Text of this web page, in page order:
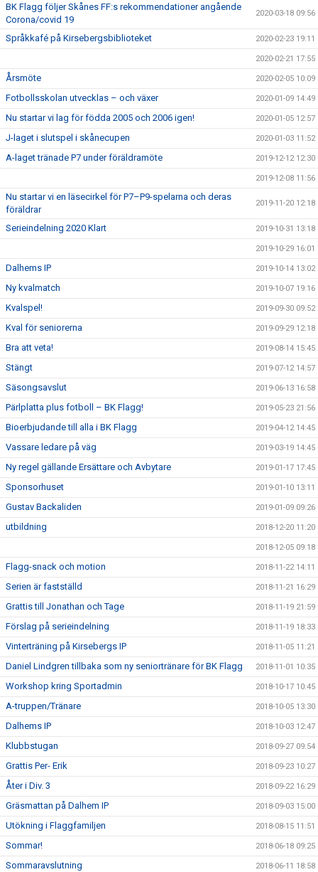
BK Flagg följer Skånes FF:s rekommendationer angående
Corona/covid 19
2020-03-18 09:56
Språkkafé på Kirsebergsbiblioteket 2020-02-23 19:11
2020-02-21 17:55
Årsmöte 2020-02-05 10:09
Fotbollsskolan utvecklas – och växer 2020-01-09 14:49
Nu startar vi lag för födda 2005 och 2006 igen! 2020-01-05 12:57
J-laget i slutspel i skånecupen 2020-01-03 11:52
A-laget tränade P7 under föräldramöte 2019-12-12 12:30
2019-12-08 11:56
Nu startar vi en läsecirkel för P7–P9-spelarna och deras
föräldrar
2019-11-20 12:18
Serieindelning 2020 Klart 2019-10-31 13:18
2019-10-29 16:01
Dalhems IP 2019-10-14 13:02
Ny kvalmatch 2019-10-07 19:16
Kvalspel! 2019-09-30 09:52
Kval för seniorerna 2019-09-29 12:18
Bra att veta! 2019-08-14 15:45
Stängt 2019-07-12 14:57
Säsongsavslut 2019-06-13 16:58
Pärlplatta plus fotboll – BK Flagg! 2019-05-23 21:56
Bioerbjudande till alla i BK Flagg 2019-04-12 14:45
Vassare ledare på väg 2019-03-19 14:45
Ny regel gällande Ersättare och Avbytare 2019-01-17 17:45
Sponsorhuset 2019-01-10 13:11
Gustav Backaliden 2019-01-09 09:26
utbildning 2018-12-20 11:20
2018-12-05 09:18
Flagg-snack och motion 2018-11-22 14:11
Serien är fastställd 2018-11-21 16:29
Grattis till Jonathan och Tage 2018-11-19 21:59
Förslag på serieindelning 2018-11-19 18:33
Vinterträning på Kirsebergs IP 2018-11-05 11:21
Daniel Lindgren tillbaka som ny seniortränare för BK Flagg 2018-11-01 10:35
Workshop kring Sportadmin 2018-10-17 10:45
A-truppen/Tränare 2018-10-05 13:30
Dalhems IP 2018-10-03 12:47
Klubbstugan 2018-09-27 09:54
Grattis Per- Erik 2018-09-23 10:27
Åter i Div. 3 2018-09-22 16:29
Gräsmattan på Dalhem IP 2018-09-03 15:00
Utökning i Flaggfamiljen 2018-08-15 11:51
Sommar! 2018-06-18 09:25
Sommaravslutning 2018-06-11 18:58